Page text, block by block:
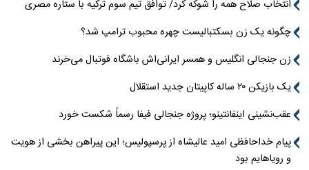
انتخاب صلاح همه را شوکه کرد/ توافق تیم سوم ترکیه با ستاره مصری
چگونه یک زن بسکتبالیست چهره محبوب ترامپ شد؟
زن جنجالی انگلیس و همسر ایرانی‌اش باشگاه فوتبال می‌خرند
یک بازیکن ۲۰ ساله کاپیتان جدید استقلال
عقب‌نشینی اینفانتینو؛ پروژه جنجالی فیفا رسماً شکست خورد
پیام خداحافظی امید عالیشاه از پرسپولیس؛ این پیراهن بخشی از هویت
و رویاهایم بود